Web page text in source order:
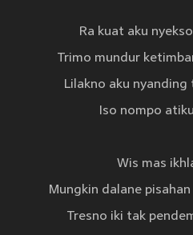
Ra kuat aku
Trimo mundur
Lilakno aku
Iso nompo
Wis mas
Mungkin dalane
Tresno iki tak